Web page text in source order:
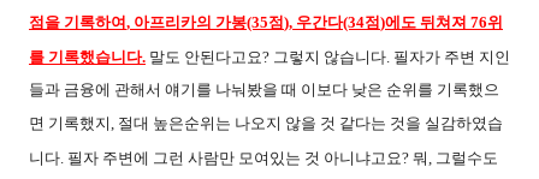
점을 기록하여 , 아프리카의 가봉(35점 ), 우간다(34점 )에도 뒤쳐져 76위
를 기록했습니다. 말도 안된다고요? 그렇지 않습니다 필자가 주변 지인
들과 금융에 관해서 얘기를 나눠봤을 때 이보다 낮은 순위를 기록했으
면 기록했지 절대 높은순위는 나오지 않을 것 같다는 것을 실감하였습
니다 필자 주변에 그런 사람만 모여있는 것 아니냐고요? 뭐
그럴수도